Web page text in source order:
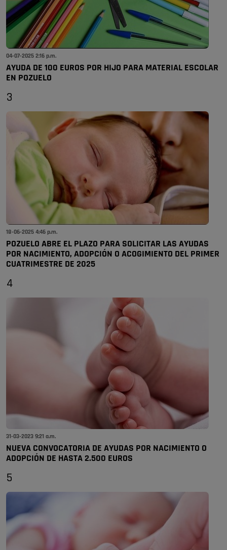
04-07-2025 2:16 p.m.
AYUDA DE 100 EUROS POR HIJO PARA MATERIAL ESCOLAR
EN POZUELO
3
18-06-2025 4:46 p.m.
POZUELO ABRE EL PLAZO PARA SOLICITAR LAS AYUDAS
POR NACIMIENTO, ADOPCIÓN O ACOGIMIENTO DEL PRIMER
CUATRIMESTRE DE 2025
4
31-03-2023 9:21 a.m.
NUEVA CONVOCATORIA DE AYUDAS POR NACIMIENTO O
ADOPCIÓN DE HASTA 2.500 EUROS
5